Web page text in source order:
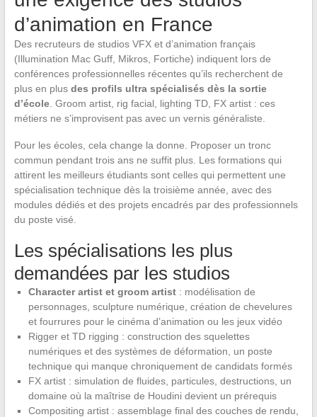
d’animation en France
Des recruteurs de studios VFX et d’animation français
(Illumination Mac Guff, Mikros, Fortiche) indiquent lors de
conférences professionnelles récentes qu’ils recherchent de
plus en plus des profils ultra spécialisés dès la sortie
d’école. Groom artist, rig facial, lighting TD, FX artist : ces
métiers ne s’improvisent pas avec un vernis généraliste.
Pour les écoles, cela change la donne. Proposer un tronc
commun pendant trois ans ne suffit plus. Les formations qui
attirent les meilleurs étudiants sont celles qui permettent une
spécialisation technique dès la troisième année, avec des
modules dédiés et des projets encadrés par des professionnels
du poste visé.
Les spécialisations les plus
demandées par les studios
Character artist et groom artist: modélisation de
personnages, sculpture numérique, création de chevelures
et fourrures pour le cinéma d’animation ou les jeux vidéo
Rigger et TD rigging : construction des squelettes
numériques et des systèmes de déformation, un poste
technique qui manque chroniquement de candidats formés
FX artist : simulation de fluides, particules, destructions, un
domaine où la maîtrise de Houdini devient un prérequis
Compositing artist : assemblage final des couches de rendu,